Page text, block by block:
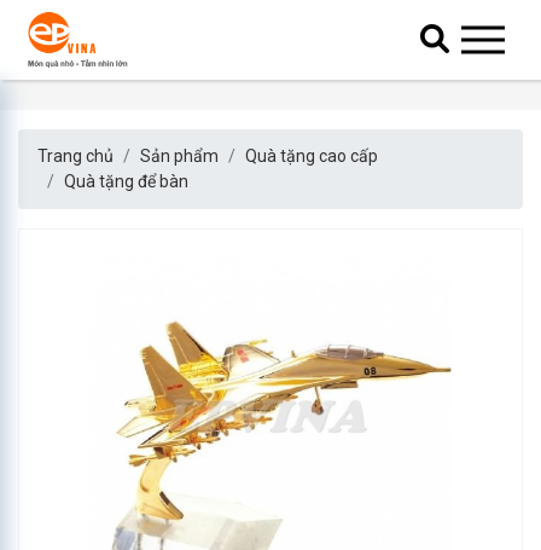
Trang chủ Sản phẩm
Quà tặng cao cấp
Quà tặng để bàn